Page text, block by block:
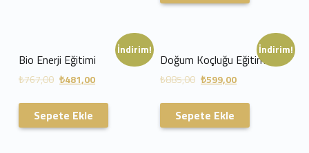
İndirim!
Bio Enerji Eğitimi
₺767,00 ₺481,00
Sepete Ekle
İndirim!
Doğum Koçluğu Eğitimi
₺885,00 ₺599,00
Sepete Ekle